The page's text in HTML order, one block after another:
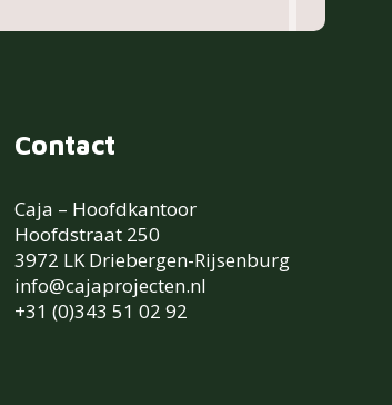
Contact
Caja – Hoofdkantoor
Hoofdstraat 250
3972 LK Driebergen-Rijsenburg
info@cajaprojecten.nl
+31 (0)343 51 02 92